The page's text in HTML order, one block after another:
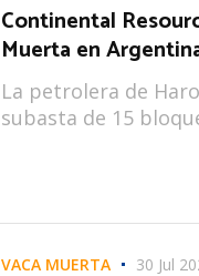
Continental
Muerta en
La petrolera de
subasta de 15
VACA MUERTA 30 Jul